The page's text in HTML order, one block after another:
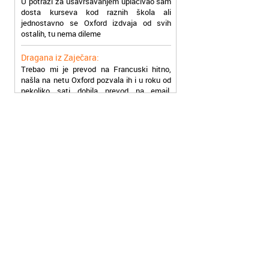
jednostavno se Oxford izdvaja od svih
ostalih, tu nema dileme
Dragana iz Zaječara:
Trebao mi je prevod na Francuski hitno,
našla na netu Oxford pozvala ih i u roku od
nekoliko sati dobila prevod na email,
stvarno su super